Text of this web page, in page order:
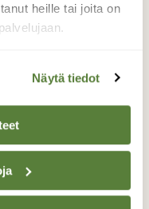
heille tai joita on
Näytä tiedot
Oivoi
Rauma